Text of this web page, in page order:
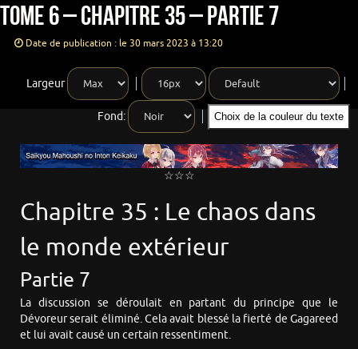
Tome 6 – Chapitre 35 – Partie 7
Date de publication : le 30 mars 2023 à 13:20
Largeur
Fond: Choix de la couleur du texte
☆☆☆
Chapitre 35 : Le chaos dans
le monde extérieur
Partie 7
La discussion se déroulait en partant du principe que le
Dévoreur serait éliminé. Cela avait blessé la fierté de Gagareed
et lui avait causé un certain ressentiment.